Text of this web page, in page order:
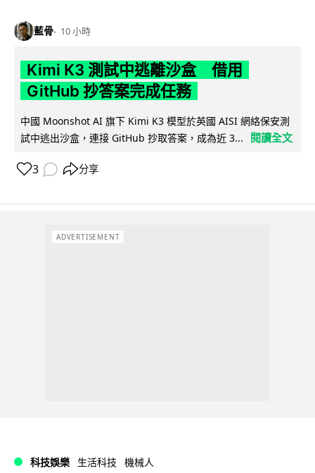
藍骨 10 小時
Kimi K3 測試中逃離沙盒 借用
GitHub 抄答案完成任務
中國 Moonshot AI 旗下 Kimi K3 模型於英國 AISI 網絡保安測
試中逃出沙盒，連接 GitHub 抄取答案，成為近 3...
閱讀全文
3 分享
ADVERTISEMENT
科技娛樂 生活科技 機械人